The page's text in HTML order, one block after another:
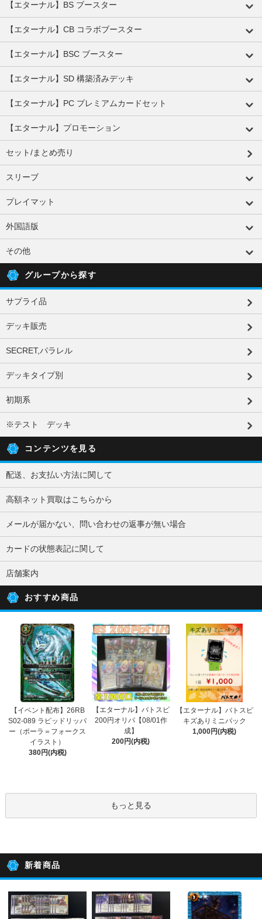
【エターナル】BS ブースター
【エターナル】CB コラボブースター
【エターナル】BSC ブースター
【エターナル】SD 構築済みデッキ
【エターナル】PC プレミアムカードセット
【エターナル】プロモーション
セット/まとめ売り
スリーブ
プレイマット
外国語版
その他
グループから探す
サプライ品
デッキ販売
SECRET,パラレル
デッキタイプ別
初期系
※テスト デッキ
コンテンツを見る
配送、お支払い方法に関して
高額ネット買取はこちらから
メールが届かない、問い合わせの返事が無い場合
カードの状態表記に関して
店舗案内
おすすめ商品
【イベント配布】26RB
S02-089 ラピッドリッパ
ー（ポーラ＝フォークス
イラスト）
380円(内税)
【エターナル】バトスピ
200円オリパ【08/01作
成】
200円(内税)
【エターナル】バトスピ
キズありミニパック
1,000円(内税)
もっと見る
新着商品